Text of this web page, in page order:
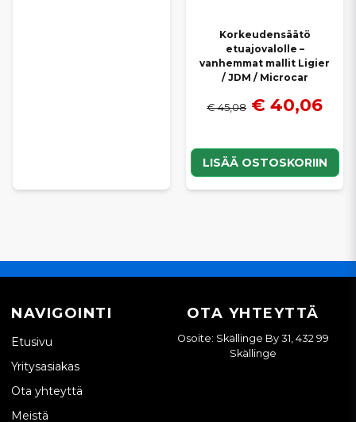
Korkeudensäätö
etuajovalolle –
vanhemmat mallit Ligier
/ JDM / Microcar
€ 45,08 € 40,06
LISÄÄ OSTOSKORIIN
NAVIGOINTI
Etusivu
Yritysasiakas
Ota yhteyttä
Meistä
OTA YHTEYTTÄ
Osoite: Skällinge By 31, 432 99
Skällinge